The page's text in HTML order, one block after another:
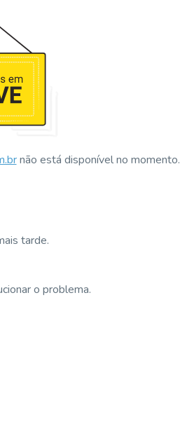
não está disponível no momento.
tarde.
o problema.